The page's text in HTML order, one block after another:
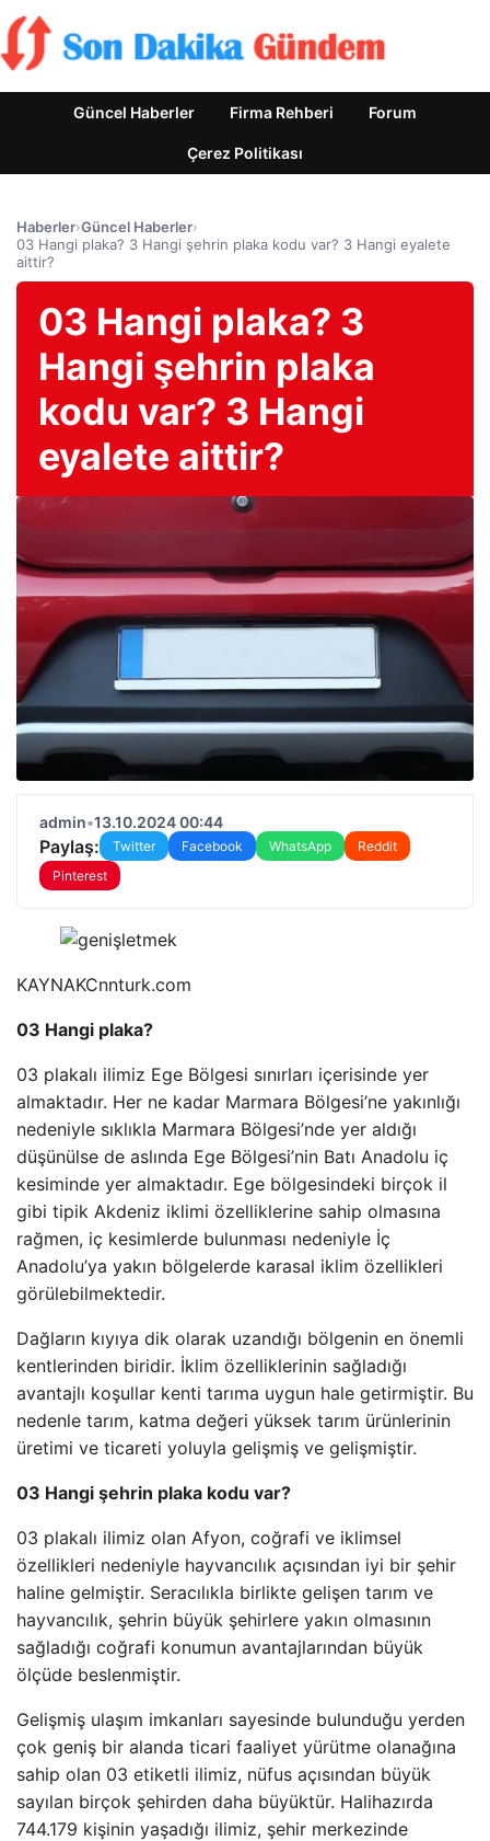
Güncel Haberler Firma Rehberi Forum
Çerez Politikası
Haberler›Güncel Haberler›
03 Hangi plaka? 3 Hangi şehrin plaka kodu var? 3 Hangi eyalete
aittir?
03 Hangi plaka? 3
Hangi şehrin plaka
kodu var? 3 Hangi
eyalete aittir?
admin•13.10.2024 00:44
Paylaş: Twitter Facebook WhatsApp
Reddit
Pinterest
KAYNAKCnnturk.com
03 Hangi plaka?
03 plakalı ilimiz Ege Bölgesi sınırları içerisinde yer
almaktadır. Her ne kadar Marmara Bölgesi’ne yakınlığı
nedeniyle sıklıkla Marmara Bölgesi’nde yer aldığı
düşünülse de aslında Ege Bölgesi’nin Batı Anadolu iç
kesiminde yer almaktadır. Ege bölgesindeki birçok il
gibi tipik Akdeniz iklimi özelliklerine sahip olmasına
rağmen, iç kesimlerde bulunması nedeniyle İç
Anadolu’ya yakın bölgelerde karasal iklim özellikleri
görülebilmektedir.
Dağların kıyıya dik olarak uzandığı bölgenin en önemli
kentlerinden biridir. İklim özelliklerinin sağladığı
avantajlı koşullar kenti tarıma uygun hale getirmiştir. Bu
nedenle tarım, katma değeri yüksek tarım ürünlerinin
üretimi ve ticareti yoluyla gelişmiş ve gelişmiştir.
03 Hangi şehrin plaka kodu var?
03 plakalı ilimiz olan Afyon, coğrafi ve iklimsel
özellikleri nedeniyle hayvancılık açısından iyi bir şehir
haline gelmiştir. Seracılıkla birlikte gelişen tarım ve
hayvancılık, şehrin büyük şehirlere yakın olmasının
sağladığı coğrafi konumun avantajlarından büyük
ölçüde beslenmiştir.
Gelişmiş ulaşım imkanları sayesinde bulunduğu yerden
çok geniş bir alanda ticari faaliyet yürütme olanağına
sahip olan 03 etiketli ilimiz, nüfus açısından büyük
sayılan birçok şehirden daha büyüktür. Halihazırda
744.179 kişinin yaşadığı ilimiz, şehir merkezinde